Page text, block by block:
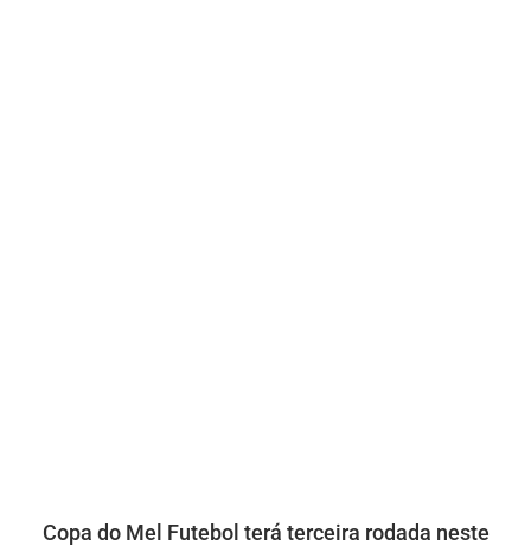
Copa do Mel Futebol terá terceira rodada neste